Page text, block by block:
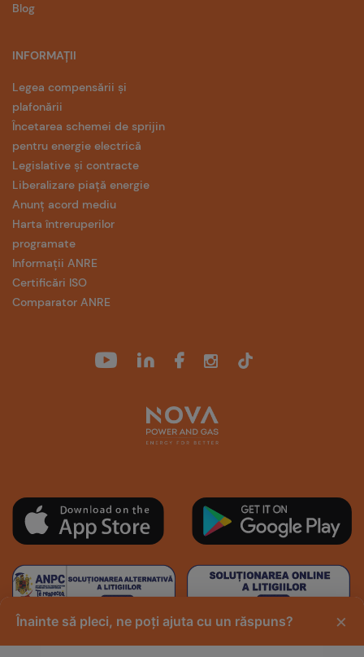
Înainte să pleci, ne poți ajuta cu un răspuns? ×
Blog
INFORMAȚII
Legea compensării și
plafonării
Încetarea schemei de sprijin
pentru energie electrică
Legislative și contracte
Liberalizare piață energie
Anunț acord mediu
Harta întreruperilor
programate
Informații ANRE
Certificări ISO
Comparator ANRE